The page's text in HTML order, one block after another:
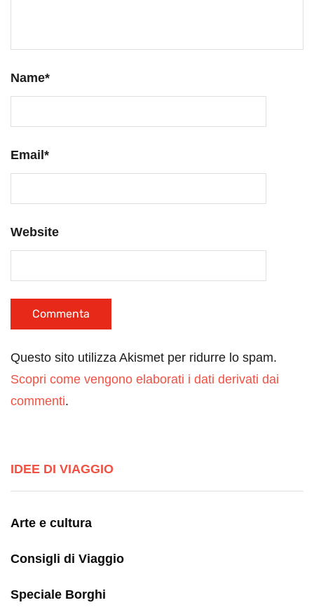
Name*
Email *
Website
Questo sito utilizza Akismet per ridurre lo spam.
Scopri come vengono elaborati i dati derivati dai
commenti.
IDEE DI VIAGGIO
Arte e cultura
Consigli di Viaggio
Speciale Borghi